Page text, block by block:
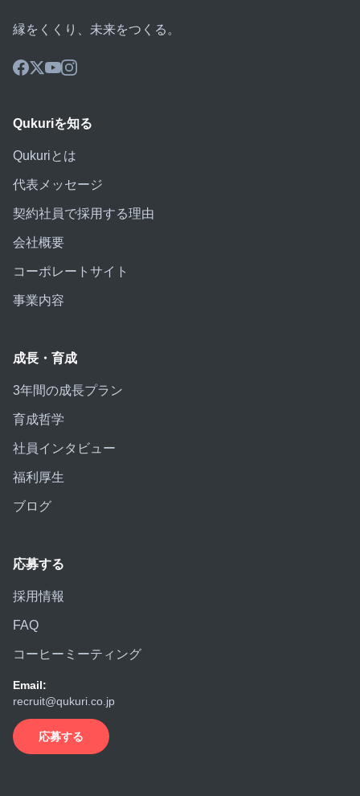
縁をくくり、未来をつくる。
Qukuriを知る
Qukuriとは
代表メッセージ
契約社員で採用する理由
会社概要
コーポレートサイト
事業内容
成長・育成
3年間の成長プラン
育成哲学
社員インタビュー
福利厚生
ブログ
応募する
採用情報
FAQ
コーヒーミーティング
Email:
recruit@qukuri.co.jp
応募する